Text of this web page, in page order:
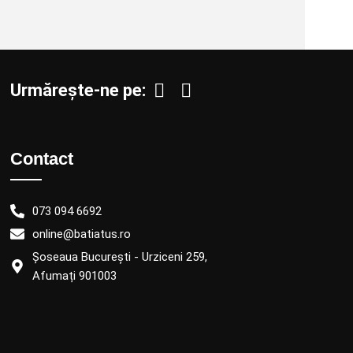
Urmărește-ne pe:
Contact
073 094 6692
online@batiatus.ro
Șoseaua București - Urziceni 259,
Afumați 901003